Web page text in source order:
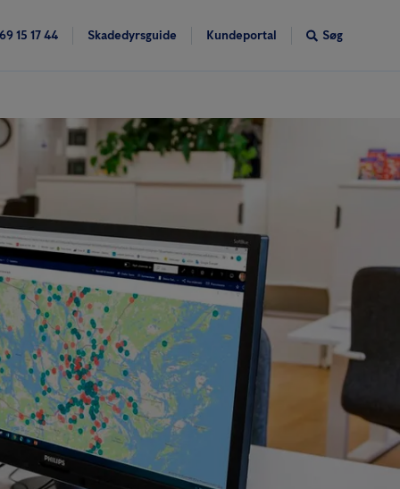
69 15 17 44 Skadedyrsguide Kundeportal Søg